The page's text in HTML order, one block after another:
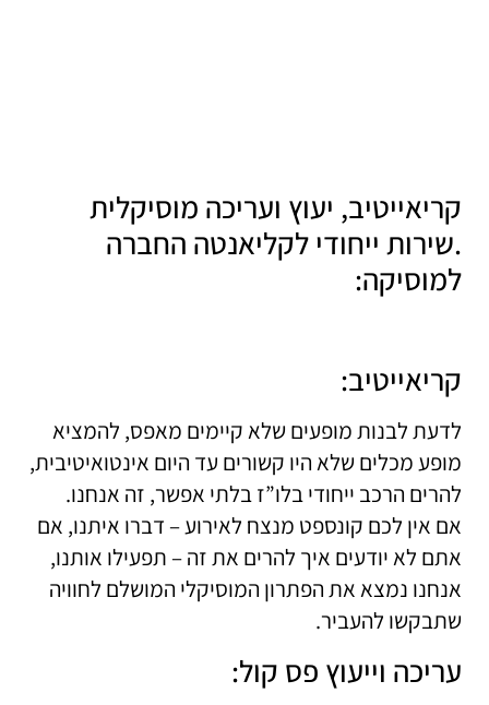
קריאייטיב, יעוץ ועריכה מוסיקלית
.שירות ייחודי לקליאנטה החברה
למוסיקה:
קריאייטיב:
לדעת לבנות מופעים שלא קיימים מאפס, להמציא
מופע מכלים שלא היו קשורים עד היום אינטואיטיבית,
להרים הרכב ייחודי בלו”ז בלתי אפשר, זה אנחנו.
אם אין לכם קונספט מנצח לאירוע – דברו איתנו, אם
אתם לא יודעים איך להרים את זה – תפעילו אותנו,
אנחנו נמצא את הפתרון המוסיקלי המושלם לחוויה
שתבקשו להעביר.
עריכה וייעוץ פס קול: